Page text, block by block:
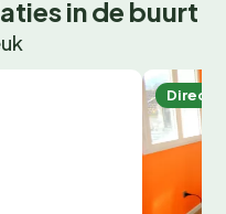
in de buurt
Direct